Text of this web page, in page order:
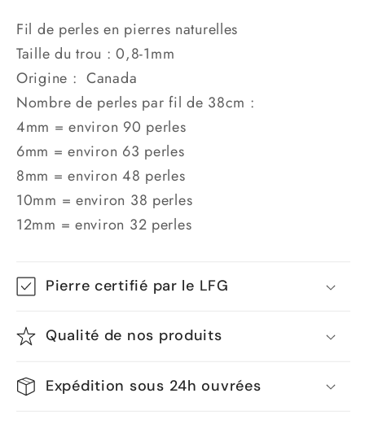
quantité
de
Fil
de
perle
Jade
néphrite
A+
quantité
de
Fil
de
perle
Jade
néphrite
A+
Fil de perles en pierres naturelles
Taille du trou : 0,8-1mm
Origine : Canada
Nombre de perles par fil de 38cm :
4mm = environ 90 perles
6mm = environ 63 perles
8mm = environ 48 perles
10mm = environ 38 perles
12mm = environ 32 perles
Pierre certifié par le LFG
Qualité de nos produits
Expédition sous 24h ouvrées